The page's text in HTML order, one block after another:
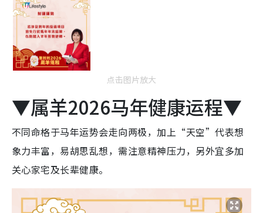
点击图片放大
▼属羊2026马年健康运程▼
不同命格于马年运势会走向两极，加上“天空”代表想
象力丰富，易胡思乱想， 需注意精神压力，另外宜多加
关心家宅及长辈健康。